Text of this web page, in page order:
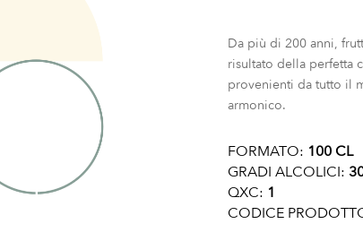
Da più di 200 anni,
risultato della perfetta
provenienti da tutto il
armonico.
FORMATO: 100 CL
GRADI ALCOLICI:
QXC: 1
CODICE